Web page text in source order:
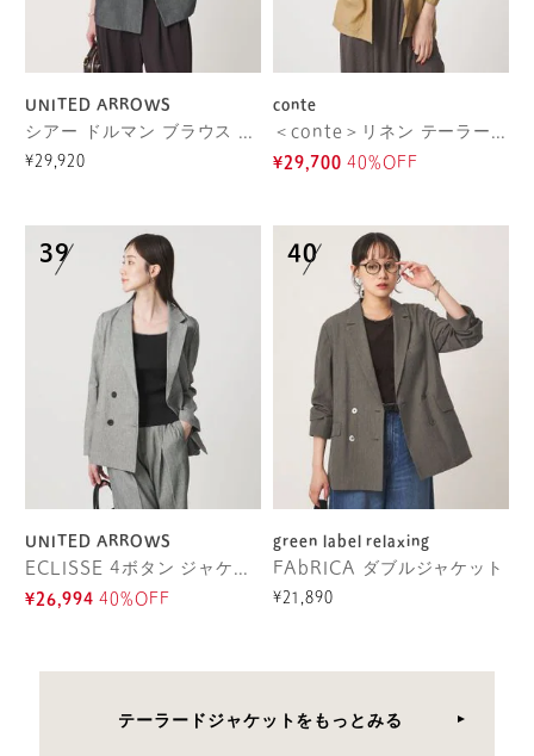
UNITED ARROWS
シアー ドルマン ブラウス ジャケット ‐ウォッシャブル‐
¥29,920
conte
＜conte＞リネン テーラードジャケット
¥29,700 40%OFF
UNITED ARROWS
ECLISSE 4ボタン ジャケット
¥26,994 40%OFF
green label relaxing
FAbRICA ダブルジャケット
¥21,890
テーラードジャケットをもっとみる